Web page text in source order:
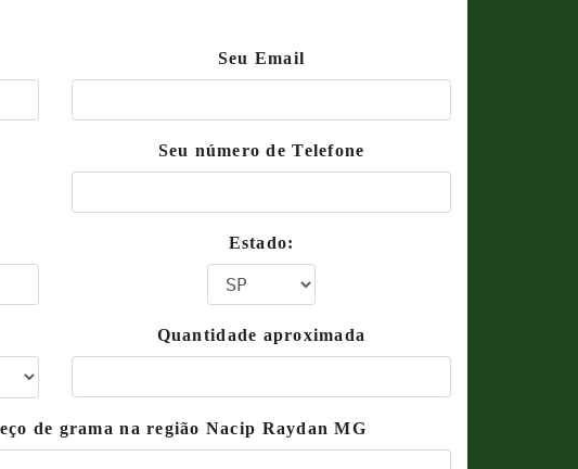
Seu Email
Seu número de Telefone
Estado:
Quantidade aproximada
de grama na região Nacip Raydan MG